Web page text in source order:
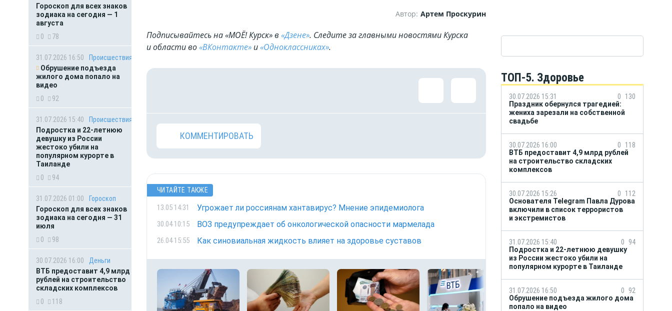
Гороскоп для всех знаков
зодиака на сегодня — 1
августа
0
78
31.07.2026 16:50
Происшествия
Обрушение подъезда
жилого дома попало на
видео
0
92
31.07.2026 15:40
Происшествия
Подростка и 22-летнюю
девушку из России
жестоко убили на
популярном курорте в
Таиланде
0
94
31.07.2026 01:00
Гороскоп
Гороскоп для всех знаков
зодиака на сегодня — 31
июля
0
98
30.07.2026 16:00
Деньги
ВТБ предоставит 4,9 млрд
рублей на строительство
складских комплексов
0
118
Автор: Артем Проскурин
Подписывайтесь на «МОЁ! Курск» в «Дзене». Cледите за главными новостями Курска
и области во«ВКонтакте» и«Одноклассниках».
КОММЕНТИРОВАТЬ
ЧИТАЙТЕ ТАКЖЕ
13.05 14:31 Угрожает ли россиянам хантавирус? Мнение эпидемиолога
30.04 10:15 ВОЗ предупреждает об онкологической опасности мармелада
26.04 15:55 Как синовиальная жидкость влияет на здоровье суставов
ТОП-5. Здоровье
30.07.2026 15:31 0
130
Праздник обернулся трагедией:
жениха зарезали на собственной
свадьбе
30.07.2026 16:00 0
118
ВТБ предоставит 4,9 млрд рублей
на строительство складских
комплексов
30.07.2026 15:26 0
112
Основателя Telegram Павла Дурова
включили в список террористов
и экстремистов
31.07.2026 15:40 0
94
Подростка и 22-летнюю девушку
из России жестоко убили на
популярном курорте в Таиланде
31.07.2026 16:50 0
92
Обрушение подъезда жилого дома
попало на видео